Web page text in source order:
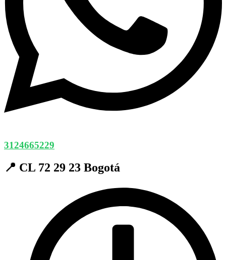
3124665229
📍 CL 72 29 23 Bogotá